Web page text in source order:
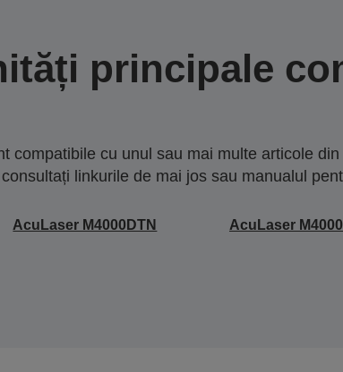
principale
compatibile cu unul sau mai multe articole
consultați linkurile de mai jos sau manualul
AcuLaser M4000DTN AcuLaser